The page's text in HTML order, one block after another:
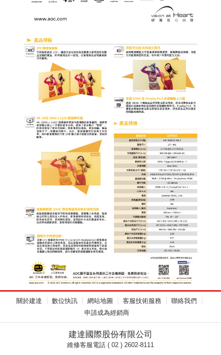
關於建達 數位快訊 網站地圖 客服技術服務
聯絡我們
申請成為經銷商
建達國際股份有限公司
維修客服電話 ( 02 ) 2602-8111